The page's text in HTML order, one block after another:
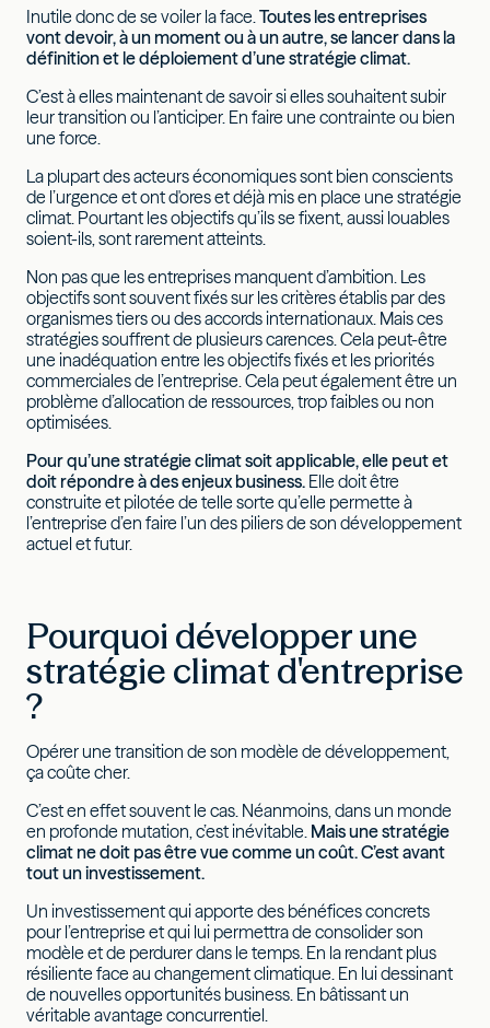
Inutile donc de se voiler la face.Toutes les entreprises
vont devoir, à un moment ou à un autre, se lancer dans la
définition et le déploiement d’une stratégie climat.
C’est à elles maintenant de savoir si elles souhaitent subir
leur transition ou l’anticiper. En faire une contrainte ou bien
une force.
La plupart des acteurs économiques sont bien conscients
de l’urgence et ont d'ores et déjà mis en place une stratégie
climat. Pourtant les objectifs qu’ils se fixent, aussi louables
soient-ils, sont rarement atteints.
Non pas que les entreprises manquent d’ambition. Les
objectifs sont souvent fixés sur les critères établis par des
organismes tiers ou des accords internationaux. Mais ces
stratégies souffrent de plusieurs carences. Cela peut-être
une inadéquation entre les objectifs fixés et les priorités
commerciales de l’entreprise. Cela peut également être un
problème d’allocation de ressources, trop faibles ou non
optimisées.
Pour qu’une stratégie climat soit applicable, elle peut et
doit répondre à des enjeux business. Elle doit être
construite et pilotée de telle sorte qu’elle permette à
l’entreprise d’en faire l’un des piliers de son développement
actuel et futur.
Pourquoi développer une
stratégie climat d'entreprise
?
Opérer une transition de son modèle de développement,
ça coûte cher.
C’est en effet souvent le cas. Néanmoins, dans un monde
en profonde mutation, c’est inévitable. Mais une stratégie
climat ne doit pas être vue comme un coût. C’est avant
tout un investissement.
Un investissement qui apporte des bénéfices concrets
pour l’entreprise et qui lui permettra de consolider son
modèle et de perdurer dans le temps. En la rendant plus
résiliente face au changement climatique. En lui dessinant
de nouvelles opportunités business. En bâtissant un
véritable avantage concurrentiel.